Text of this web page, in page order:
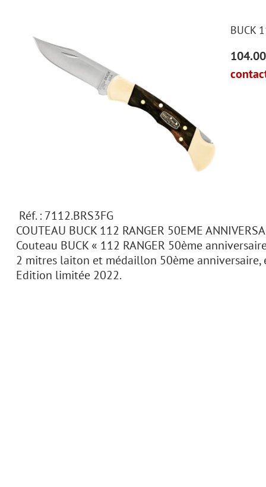
BUCK
Réf. : 7112.BRS3FG
COUTEAU BUCK 112 RANGER 50EME
Couteau BUCK « 112 RANGER 50ème
2 mitres laiton et médaillon 50ème anniversaire,
Edition limitée 2022.